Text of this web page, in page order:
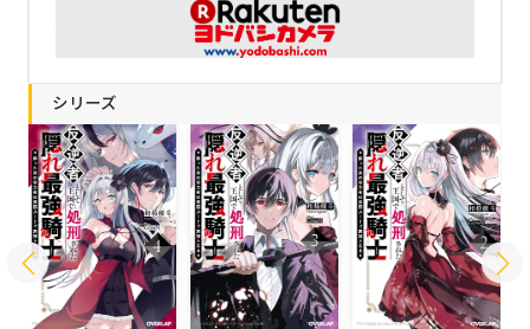
シリーズ